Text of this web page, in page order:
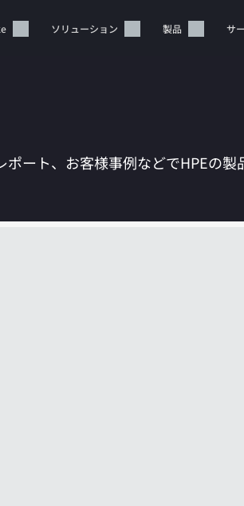
ソリューション 製品 サ
カートは空です
ート、お客様事例などでHPEの製